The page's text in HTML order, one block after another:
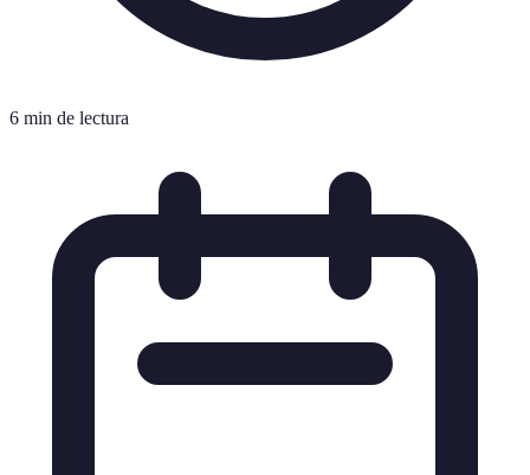
6 min de lectura